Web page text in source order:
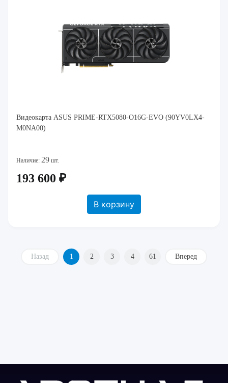
Видеокарта ASUS PRIME-RTX5080-O16G-EVO (90YV0LX4-
M0NA00)
Наличие: 29 шт.
193 600 ₽
В корзину
Назад 1 2 3 4 61 Вперед